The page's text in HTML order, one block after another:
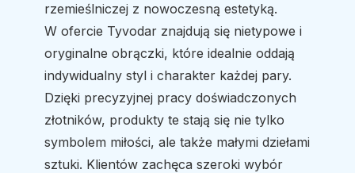
rzemieślniczej z nowoczesną estetyką.
W ofercie Tyvodar znajdują się nietypowe i
oryginalne obrączki, które idealnie oddają
indywidualny styl i charakter każdej pary.
Dzięki precyzyjnej pracy doświadczonych
złotników, produkty te stają się nie tylko
symbolem miłości, ale także małymi dziełami
sztuki. Klientów zachęca szeroki wybór